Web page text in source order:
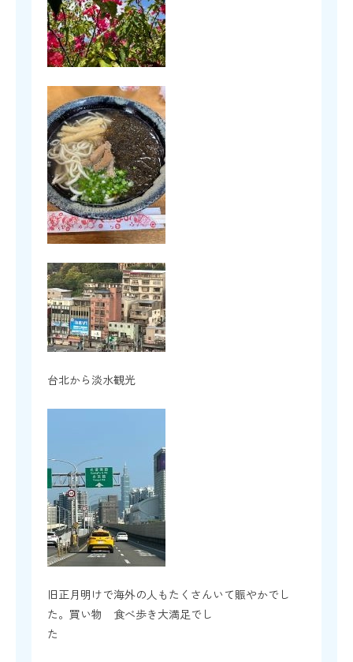
台北から淡水観光
旧正月明けで海外の人もたくさんいて賑やかでし
た。買い物 食べ歩き大満足でし
た